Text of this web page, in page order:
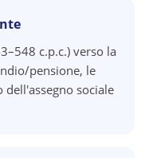
c.p.c.) verso la
pensione, le
sociale